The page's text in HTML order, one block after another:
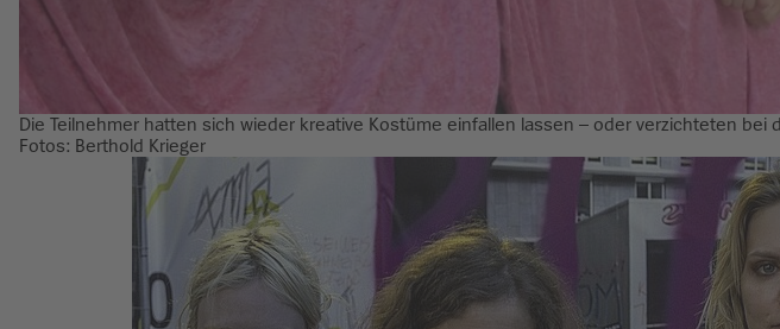
Die Teilnehmer hatten sich wieder kreative Kostüme einfallen lassen – oder verzichteten bei
Fotos: Berthold Krieger